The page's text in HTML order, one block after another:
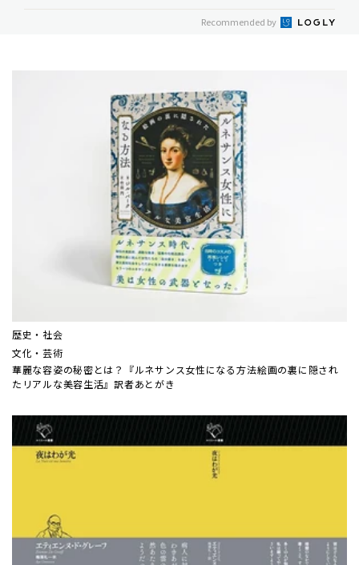
Recommended by
歴史・社会
文化・芸術
華麗な容姿の秘密とは？『ルネサンス女性になる方法――絵画の裏に隠され
たリアルな美容生活』訳者あとがき